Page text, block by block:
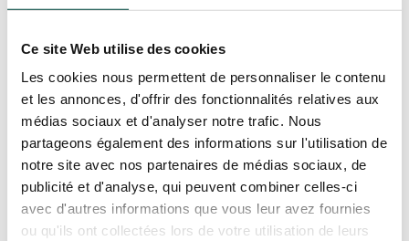
Ce site Web utilise des cookies
Les cookies nous permettent de personnaliser le contenu
et les annonces, d'offrir des fonctionnalités relatives aux
médias sociaux et d'analyser notre trafic. Nous
partageons également des informations sur l'utilisation de
notre site avec nos partenaires de médias sociaux, de
publicité et d'analyse, qui peuvent combiner celles-ci
avec d'autres informations que vous leur avez fournies
ou qu'ils ont collectées lors de votre utilisation de leurs
Encourager et valoriser les démarches
transition écologique et du développement
durable, en croisant plusieurs thématiques et
plusieurs Objectifs de développement
durable (ODD) de l’Agenda 2030 des
Nations Unies
Encourager et valoriser l’engagement des
élèves, en particulier mieux faire connaître le
rôle des éco-délégués de classe
Mettre en lumière des exemples et pistes de